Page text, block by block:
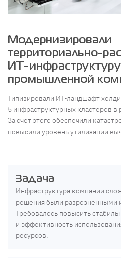
Модернизировали
территориально-
ИТ-инфраструктуру
промышленной
Типизировали ИТ-ландшафт
5 инфраструктурных кластеров в
За счет этого обеспечили
повысили уровень утилизации
Задача
Инфраструктура компании
решения были разрозненными
Требовалось повысить
и эффективность
ресурсов.